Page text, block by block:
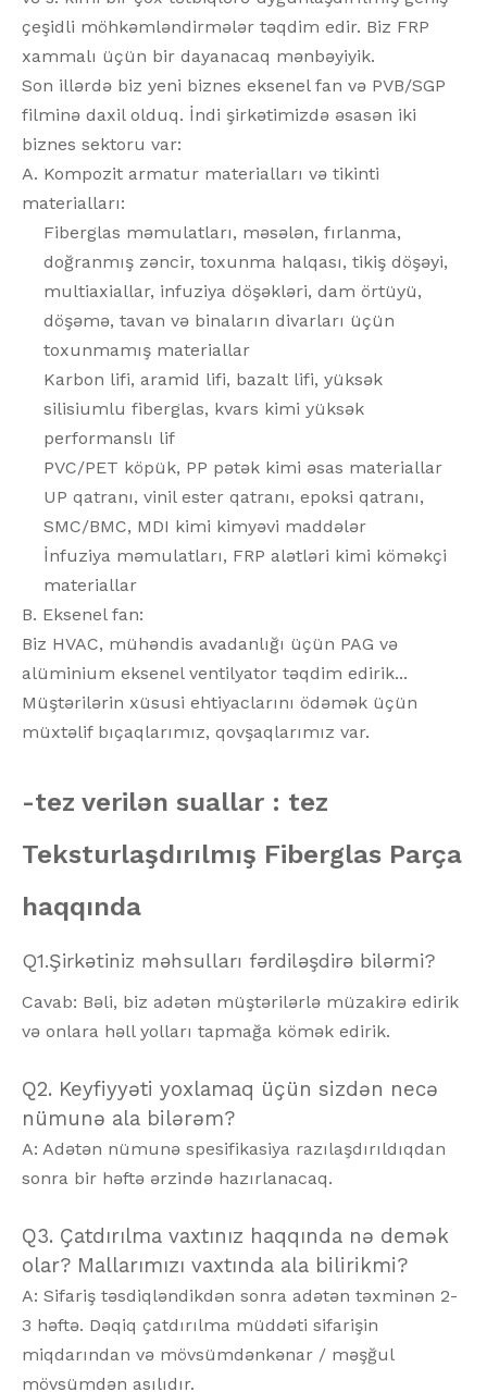
çeşidli möhkəmləndirmələr təqdim edir. Biz FRP
xammalı üçün bir dayanacaq mənbəyiyik.
Son illərdə biz yeni biznes eksenel fan və PVB/SGP
filminə daxil olduq. İndi şirkətimizdə əsasən iki
biznes sektoru var:
A. Kompozit armatur materialları və tikinti
materialları:
Fiberglas məmulatları, məsələn, fırlanma,
doğranmış zəncir, toxunma halqası, tikiş döşəyi,
multiaxiallar, infuziya döşəkləri, dam örtüyü,
döşəmə, tavan və binaların divarları üçün
toxunmamış materiallar
Karbon lifi, aramid lifi, bazalt lifi, yüksək
silisiumlu fiberglas, kvars kimi yüksək
performanslı lif
PVC/PET köpük, PP pətək kimi əsas materiallar
UP qatranı, vinil ester qatranı, epoksi qatranı,
SMC/BMC, MDI kimi kimyəvi maddələr
İnfuziya məmulatları, FRP alətləri kimi köməkçi
materiallar
B. Eksenel fan:
Biz HVAC, mühəndis avadanlığı üçün PAG və
alüminium eksenel ventilyator təqdim edirik...
Müştərilərin xüsusi ehtiyaclarını ödəmək üçün
müxtəlif bıçaqlarımız, qovşaqlarımız var.
-tez verilən suallar : tez
Teksturlaşdırılmış Fiberglas Parça
haqqında
Q1.Şirkətiniz məhsulları fərdiləşdirə bilərmi?
Cavab: Bəli, biz adətən müştərilərlə müzakirə edirik
və onlara həll yolları tapmağa kömək edirik.
Q2. Keyfiyyəti yoxlamaq üçün sizdən necə
nümunə ala bilərəm?
A: Adətən nümunə spesifikasiya razılaşdırıldıqdan
sonra bir həftə ərzində hazırlanacaq.
Q3. Çatdırılma vaxtınız haqqında nə demək
olar? Mallarımızı vaxtında ala bilirikmi?
A: Sifariş təsdiqləndikdən sonra adətən təxminən 2-
3 həftə. Dəqiq çatdırılma müddəti sifarişin
miqdarından və mövsümdənkənar / məşğul
mövsümdən asılıdır.